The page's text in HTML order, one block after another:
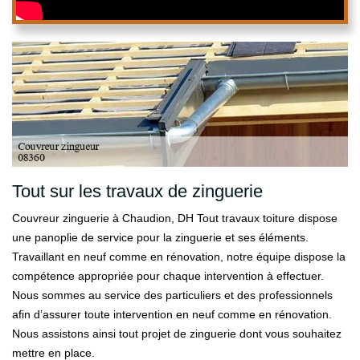
Tout sur les travaux de zinguerie
Couvreur zinguerie à Chaudion, DH Tout travaux toiture dispose
une panoplie de service pour la zinguerie et ses éléments.
Travaillant en neuf comme en rénovation, notre équipe dispose la
compétence appropriée pour chaque intervention à effectuer.
Nous sommes au service des particuliers et des professionnels
afin d’assurer toute intervention en neuf comme en rénovation.
Nous assistons ainsi tout projet de zinguerie dont vous souhaitez
mettre en place.